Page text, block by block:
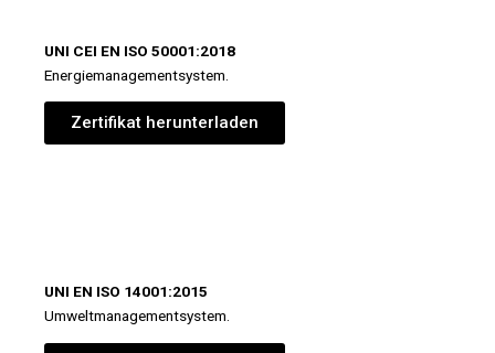
UNI CEI EN ISO 50001:2018
Energiemanagementsystem.
Zertifikat herunterladen
UNI EN ISO 14001:2015
Umweltmanagementsystem.